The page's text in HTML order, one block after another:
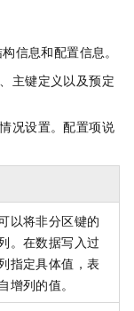
信息和配置信息。
主键定义以及预定
况设置。配置项说
以将非分区键的
。在数据写入过
指定具体值， 表
增列的值。